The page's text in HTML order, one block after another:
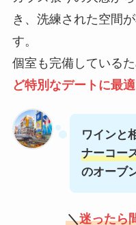
き、洗練された空間
す。
個室も完備しているた
ど特別なデートに最適
ワインと
ナーコー
のオーブ
＼迷ったら